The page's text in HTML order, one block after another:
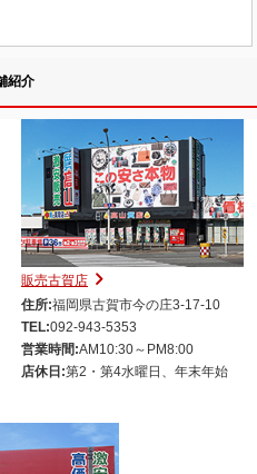
紹介
販売古賀店
住所:福岡県古賀市今の庄3-17-10
TEL:092-943-5353
営業時間:AM10:30～PM8:00
店休日:第2・第4水曜日、年末年始